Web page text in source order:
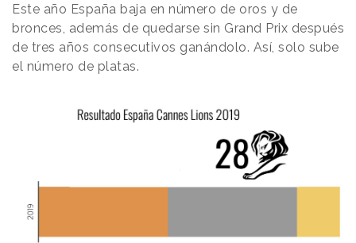
Este año España baja en número de oros y de
bronces, además de quedarse sin Grand Prix después
de tres años consecutivos ganándolo. Así, solo sube
el número de platas.